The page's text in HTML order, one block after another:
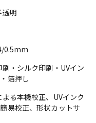
透明
0.5mm
・シルク印刷・UVイン
箔押し
る本機校正、UVインク
易校正、形状カットサ